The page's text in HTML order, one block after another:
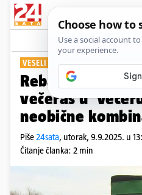
VESELI DOMAĆIN IZ ŽUPANJE
Rebarca, grah i
večeras u
neobične
Piše24sata, utorak, 9.9.2025. u
Čitanje članka: 2 min